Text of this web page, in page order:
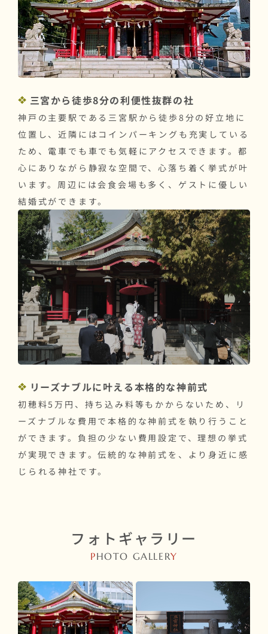
三宮から徒歩8分の利便性抜群の社
神戸の主要駅である三宮駅から徒歩8分の好立地に
位置し、近隣にはコインパーキングも充実している
ため、電車でも車でも気軽にアクセスできます。都
心にありながら静寂な空間で、心落ち着く挙式が叶
います。周辺には会食会場も多く、ゲストに優しい
結婚式ができます。
リーズナブルに叶える本格的な神前式
初穂料5万円、持ち込み料等もかからないため、リ
ーズナブルな費用で本格的な神前式を執り行うこと
ができます。負担の少ない費用設定で、理想の挙式
が実現できます。伝統的な神前式を、より身近に感
じられる神社です。
フォトギャラリー
PHOTO GALLERY